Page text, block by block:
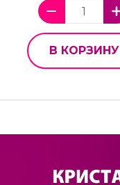
В КОРЗИНУ